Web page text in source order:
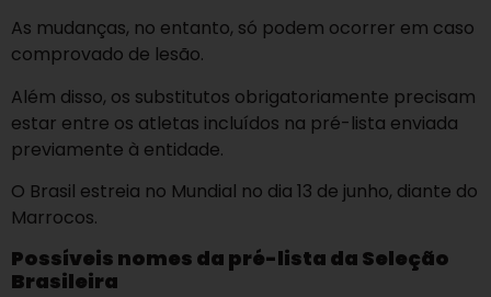
As mudanças, no entanto, só podem ocorrer em caso
comprovado de lesão.
Além disso, os substitutos obrigatoriamente precisam
estar entre os atletas incluídos na pré-lista enviada
previamente à entidade.
O Brasil estreia no Mundial no dia 13 de junho, diante do
Marrocos.
Possíveis nomes da pré-lista da Seleção
Brasileira